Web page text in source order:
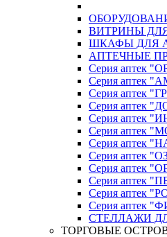
ВИТРИНЫ
ШКАФЫ ДЛЯ
АПТЕЧНЫЕ
Серия аптек
Серия аптек
Серия аптек
Серия аптек
Серия аптек
Серия аптек
Серия аптек
Серия аптек
Серия аптек
Серия аптек
Серия аптек
Серия аптек
СТЕЛЛАЖИ
ТОРГОВЫЕ